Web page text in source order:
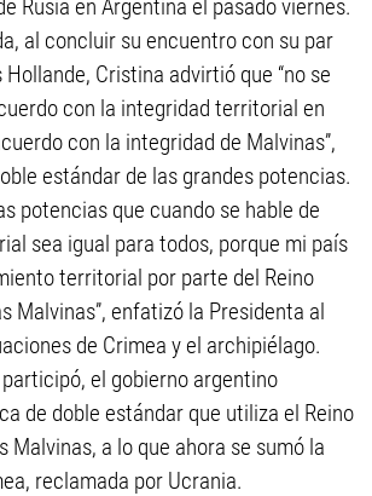
Rusia en Argentina el pasado viernes.
al concluir su encuentro con su par
Cristina advirtió que “no se
con la integridad territorial en
con la integridad de Malvinas”,
estándar de las grandes potencias.
potencias que cuando se hable de
sea igual para todos, porque mi país
territorial por parte del Reino
Malvinas”, enfatizó la Presidenta al
de Crimea y el archipiélago.
el gobierno argentino
de doble estándar que utiliza el Reino
Malvinas, a lo que ahora se sumó la
reclamada por Ucrania.